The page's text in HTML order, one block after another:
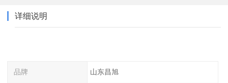
详细说明
品牌 山东昌旭